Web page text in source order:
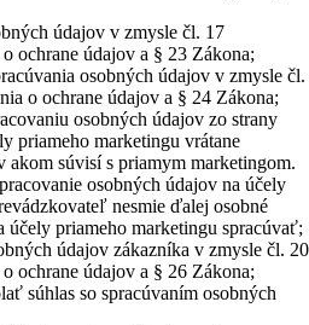
údajov v zmysle čl. 17
ochrane údajov a § 23 Zákona;
osobných údajov v zmysle čl.
o ochrane údajov a § 24 Zákona;
osobných údajov zo strany
priameho marketingu vrátane
akom súvisí s priamym marketingom.
osobných údajov na účely
nesmie ďalej osobné
účely priameho marketingu spracúvať;
údajov zákazníka v zmysle čl. 20
ochrane údajov a § 26 Zákona;
súhlas so spracúvaním osobných